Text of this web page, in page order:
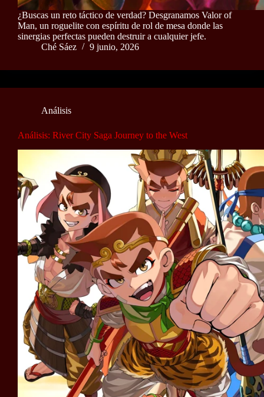
¿Buscas un reto táctico de verdad? Desgranamos Valor of
Man, un roguelite con espíritu de rol de mesa donde las
sinergias perfectas pueden destruir a cualquier jefe.
Ché Sáez
9 junio, 2026
Análisis
Análisis: River City Saga Journey to the West